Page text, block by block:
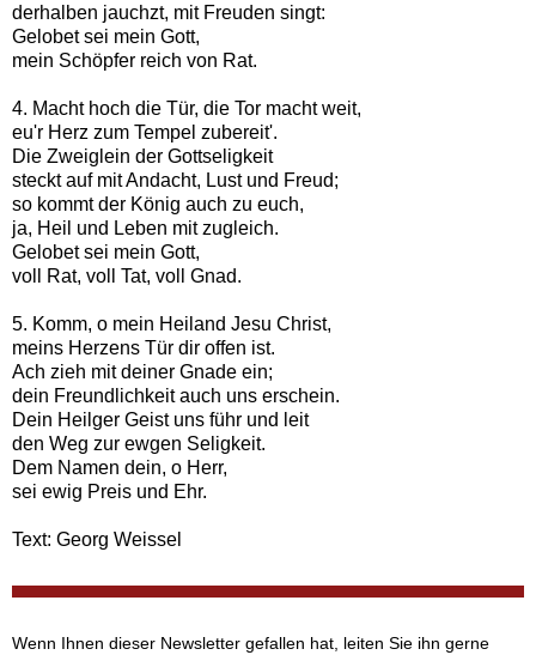
derhalben jauchzt, mit Freuden singt:
Gelobet sei mein Gott,
mein Schöpfer reich von Rat.
4. Macht hoch die Tür, die Tor macht weit,
eu'r Herz zum Tempel zubereit'.
Die Zweiglein der Gottseligkeit
steckt auf mit Andacht, Lust und Freud;
so kommt der König auch zu euch,
ja, Heil und Leben mit zugleich.
Gelobet sei mein Gott,
voll Rat, voll Tat, voll Gnad.
5. Komm, o mein Heiland Jesu Christ,
meins Herzens Tür dir offen ist.
Ach zieh mit deiner Gnade ein;
dein Freundlichkeit auch uns erschein.
Dein Heilger Geist uns führ und leit
den Weg zur ewgen Seligkeit.
Dem Namen dein, o Herr,
sei ewig Preis und Ehr.
Text: Georg Weissel
Wenn Ihnen dieser Newsletter gefallen hat, leiten Sie ihn gerne